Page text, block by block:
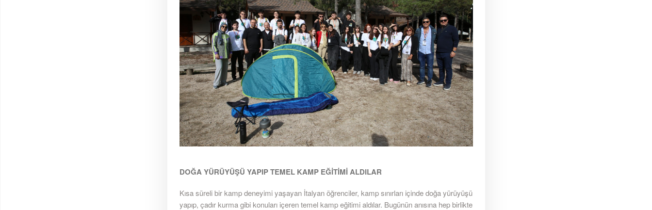
DOĞA YÜRÜYÜŞÜ YAPIP TEMEL KAMP EĞİTİMİ ALDILAR
Kısa süreli bir kamp deneyimi yaşayan İtalyan öğrenciler, kamp sınırları içinde doğa yürüyüşü
yapıp, çadır kurma gibi konuları içeren temel kamp eğitimi aldılar. Bugünün anısına hep birlikte